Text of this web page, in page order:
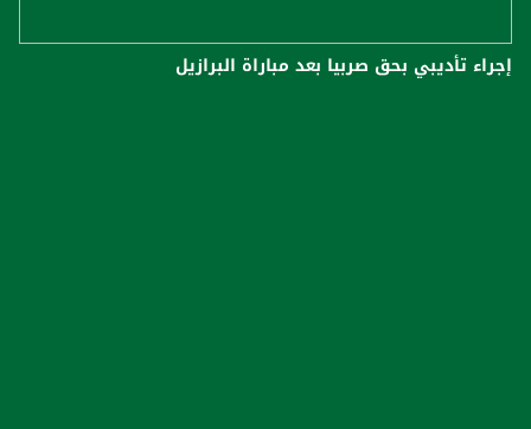
إجراء تأديبي بحق صربيا بعد مباراة البرازيل